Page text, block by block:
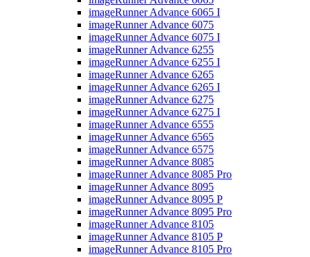
imageRunner Advance 6065 I
imageRunner Advance 6075
imageRunner Advance 6075 I
imageRunner Advance 6255
imageRunner Advance 6255 I
imageRunner Advance 6265
imageRunner Advance 6265 I
imageRunner Advance 6275
imageRunner Advance 6275 I
imageRunner Advance 6555
imageRunner Advance 6565
imageRunner Advance 6575
imageRunner Advance 8085
imageRunner Advance 8085 Pro
imageRunner Advance 8095
imageRunner Advance 8095 P
imageRunner Advance 8095 Pro
imageRunner Advance 8105
imageRunner Advance 8105 P
imageRunner Advance 8105 Pro